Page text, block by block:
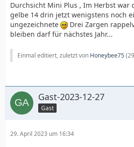
Durchsicht Mini Plus , Im Herbst war
gelbe 14 drin jetzt wenigstens noch
ungezeichnete
Drei Zargen
bleiben darf für nächstes Jahr...
Einmal editiert, zuletzt von Honeybee75(
Gast-2023-12-27
Gast
29. April 2023 um 16:34